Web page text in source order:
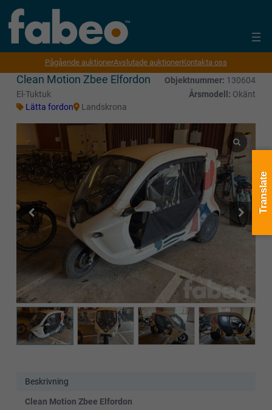
Pågående auktionerAvslutade auktionerKontakta oss
Clean Motion Zbee Elfordon Objektnummer: 130604
El-Tuktuk
Årsmodell: Okänt
Lätta fordon
Landskrona
Beskrivning
Clean Motion Zbee Elfordon
Translate